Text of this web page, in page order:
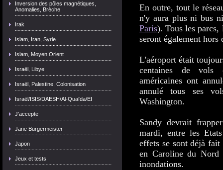
Inversion des pôles magnétiques,
Anomalies, Brèche
Irak
Islam, Iran, Syrie
Islam, Moyen Orient
Israël, Libye
Israël, Palestine, Colonisation
Israël/ISIS/DAESH/Al-Quaïda/EI
J'accepte
Jane Burgermeister
Japon
Jeux et tests
En outre, tout le
n'y aura plus ni bus
Paris). Tous les
seront également hors
L'aéroport était
centaines de vols
américaines ont
annulé tous ses
Washington.
Sandy devrait
mardi, entre les
effets se sont déjà
en Caroline du Nord
inondations.